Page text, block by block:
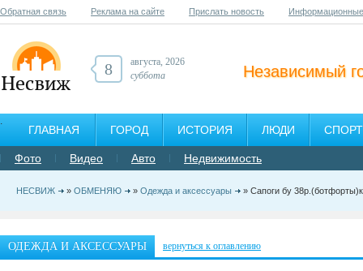
Обратная связь Реклама на сайте Прислать новость
Независимый
8
августа, 2026
суббота
ГЛАВНАЯ ГОРОД ИСТОРИЯ ЛЮДИ СПОРТ
Фото Видео Авто Недвижимость
НЕСВИЖ » ОБМЕНЯЮ » Одежда и аксессуары » Сапоги бу
ОДЕЖДА И АКСЕССУАРЫ вернуться к оглавлению